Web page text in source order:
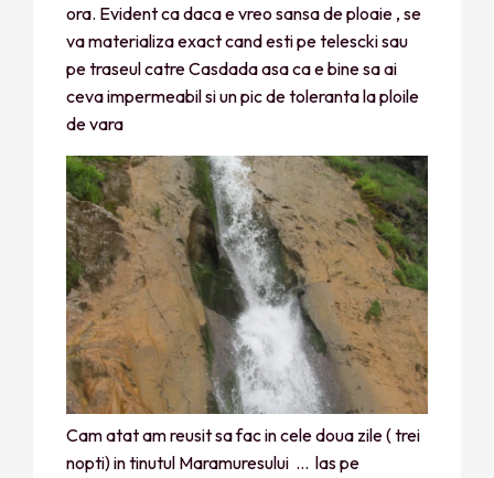
ora. Evident ca daca e vreo sansa de ploaie , se
va materializa exact cand esti pe telescki sau
pe traseul catre Casdada asa ca e bine sa ai
ceva impermeabil si un pic de toleranta la ploile
de vara
Cam atat am reusit sa fac in cele doua zile ( trei
nopti) in tinutul Maramuresului … las pe